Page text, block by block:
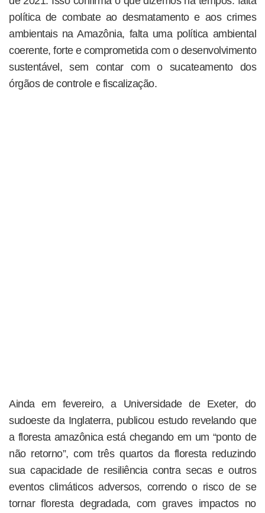
política de combate ao desmatamento e aos crimes
ambientais na Amazônia, falta uma política ambiental
coerente, forte e comprometida com o desenvolvimento
sustentável, sem contar com o sucateamento dos
órgãos de controle e fiscalização.
Ainda em fevereiro, a Universidade de Exeter, do
sudoeste da Inglaterra, publicou estudo revelando que
a floresta amazônica está chegando em um “ponto de
não retorno”, com três quartos da floresta reduzindo
sua capacidade de resiliência contra secas e outros
eventos climáticos adversos, correndo o risco de se
tornar floresta degradada, com graves impactos no